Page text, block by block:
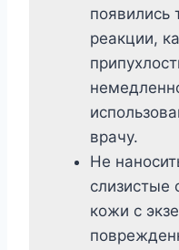
появились
реакции,
врачу.
Не
слизистые
кожи с